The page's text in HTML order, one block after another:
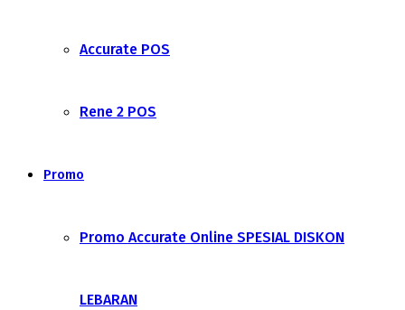
Accurate POS
Rene 2 POS
Promo
Promo Accurate Online SPESIAL DISKON
LEBARAN